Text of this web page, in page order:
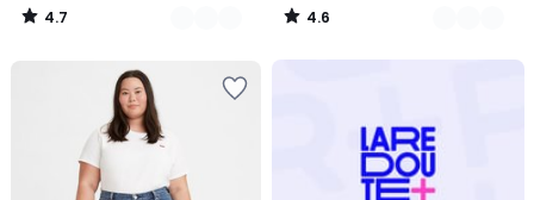
4.7
/
4.6
/